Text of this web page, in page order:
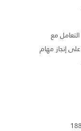
مع
إنجاز مهام